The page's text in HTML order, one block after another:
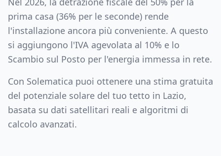
prima casa (36% per le seconde) rende
l'installazione ancora più conveniente. A questo
si aggiungono l'IVA agevolata al 10% e lo
Scambio sul Posto per l'energia immessa in rete.
Con Solematica puoi ottenere una stima gratuita
del potenziale solare del tuo tetto in Lazio,
basata su dati satellitari reali e algoritmi di
calcolo avanzati.